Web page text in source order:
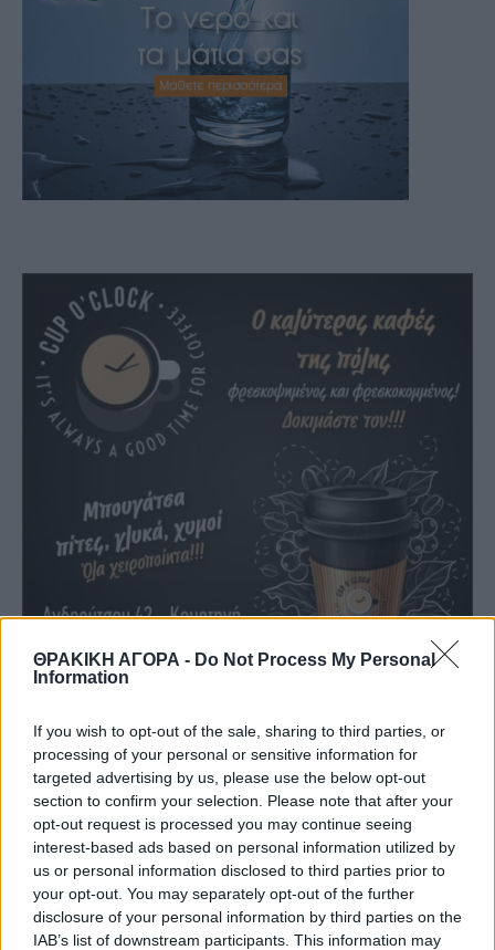
ΘΡΑΚΙΚΗ ΑΓΟΡΑ - Do Not Process My Personal
Information
If you wish to opt-out of the sale, sharing to third parties, or
processing of your personal or sensitive information for
targeted advertising by us, please use the below opt-out
section to confirm your selection. Please note that after your
opt-out request is processed you may continue seeing
interest-based ads based on personal information utilized by
us or personal information disclosed to third parties prior to
your opt-out. You may separately opt-out of the further
disclosure of your personal information by third parties on the
IAB’s list of downstream participants. This information may
youtube